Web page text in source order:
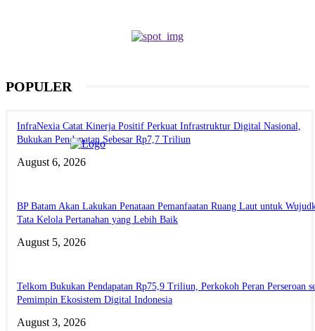
POPULER
InfraNexia Catat Kinerja Positif Perkuat Infrastruktur Digital Nasional,
Bukukan Pendapatan Sebesar Rp7,7 Triliun
August 6, 2026
BP Batam Akan Lakukan Penataan Pemanfaatan Ruang Laut untuk
Tata Kelola Pertanahan yang Lebih Baik
August 5, 2026
Telkom Bukukan Pendapatan Rp75,9 Triliun, Perkokoh Peran Perseroan
Pemimpin Ekosistem Digital Indonesia
August 3, 2026